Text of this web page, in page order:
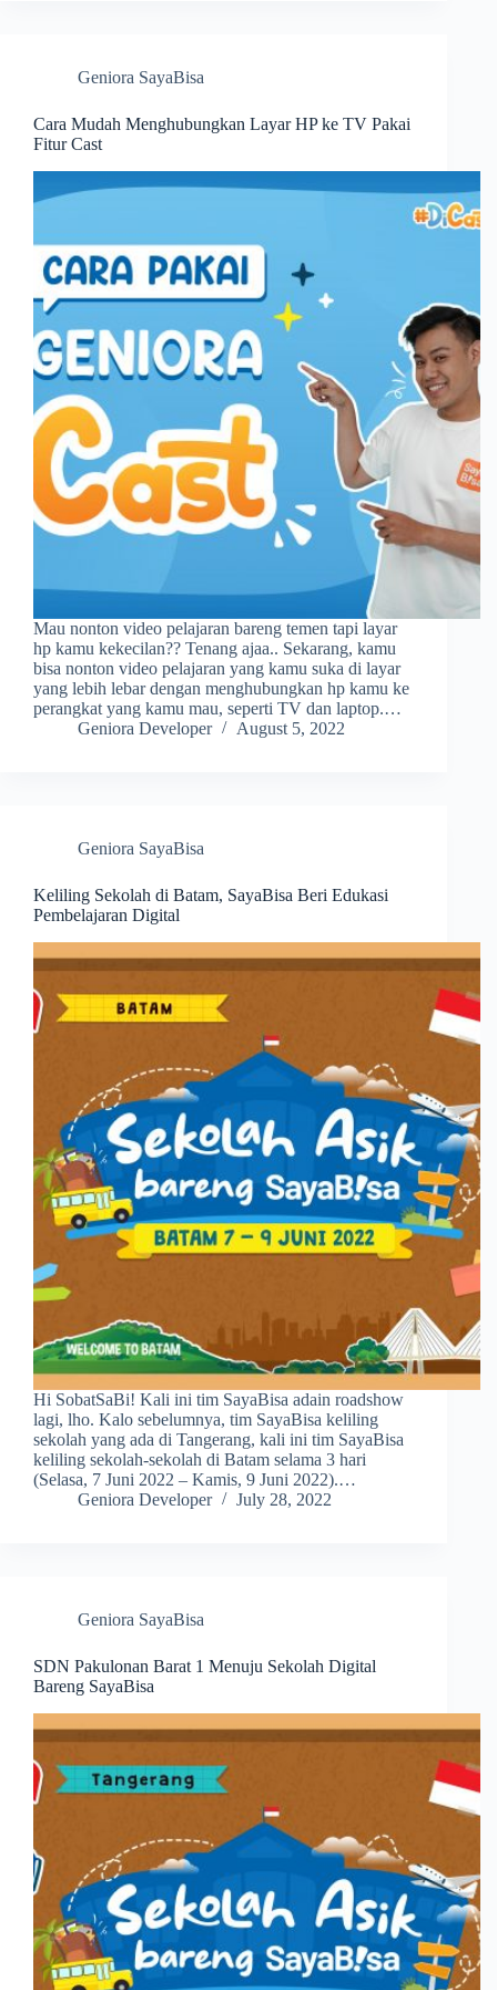
Geniora SayaBisa
Cara Mudah Menghubungkan Layar HP ke TV Pakai
Fitur Cast
Mau nonton video pelajaran bareng temen tapi layar
hp kamu kekecilan?? Tenang ajaa.. Sekarang, kamu
bisa nonton video pelajaran yang kamu suka di layar
yang lebih lebar dengan menghubungkan hp kamu ke
perangkat yang kamu mau, seperti TV dan laptop.…
Geniora Developer
August 5, 2022
Geniora SayaBisa
Keliling Sekolah di Batam, SayaBisa Beri Edukasi
Pembelajaran Digital
Hi SobatSaBi! Kali ini tim SayaBisa adain roadshow
lagi, lho. Kalo sebelumnya, tim SayaBisa keliling
sekolah yang ada di Tangerang, kali ini tim SayaBisa
keliling sekolah-sekolah di Batam selama 3 hari
(Selasa, 7 Juni 2022 – Kamis, 9 Juni 2022).…
Geniora Developer
July 28, 2022
Geniora SayaBisa
SDN Pakulonan Barat 1 Menuju Sekolah Digital
Bareng SayaBisa